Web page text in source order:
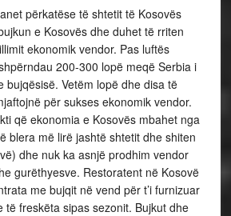
përkatëse të shtetit të Kosovës
e Kosovës dhe duhet të rriten
ekonomik vendor. Pas luftës
200-300 lopë meqë Serbia i
bujqësisë. Vetëm lopë dhe disa të
për sukses ekonomik vendor.
që ekonomia e Kosovës mbahet nga
blera më lirë jashtë shtetit dhe shiten
dhe nuk ka asnjë prodhim vendor
gurëthyesve. Restoratent në Kosovë
me bujqit në vend për t’i furnizuar
të freskëta sipas sezonit. Bujkut dhe